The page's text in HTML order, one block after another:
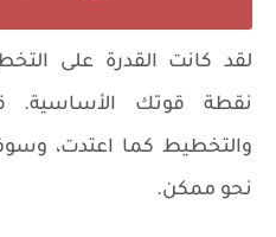
لقد كانت القدرة على
نقطة قوتك الأساسية.
والتخطيط كما اعتدت،
نحو ممكن.